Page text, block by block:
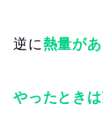
逆に熱量が
やったとき